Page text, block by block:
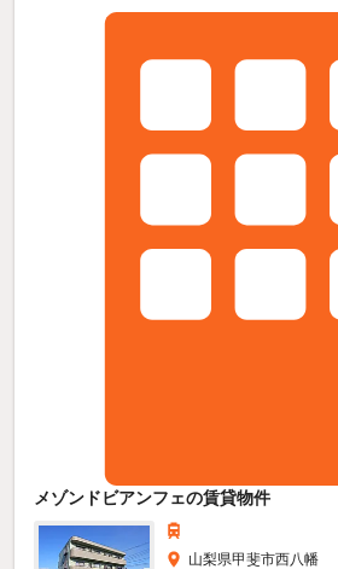
メゾンドビアンフェの賃貸物件
山梨県甲斐市西八幡